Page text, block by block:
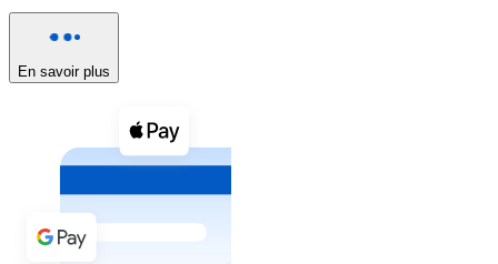
Voir toutes
Coupons crypto
Achetez des cryptomonnaies en espèces et d'autres
Acheter avec espèces
Virement SEPA
En savoir plus